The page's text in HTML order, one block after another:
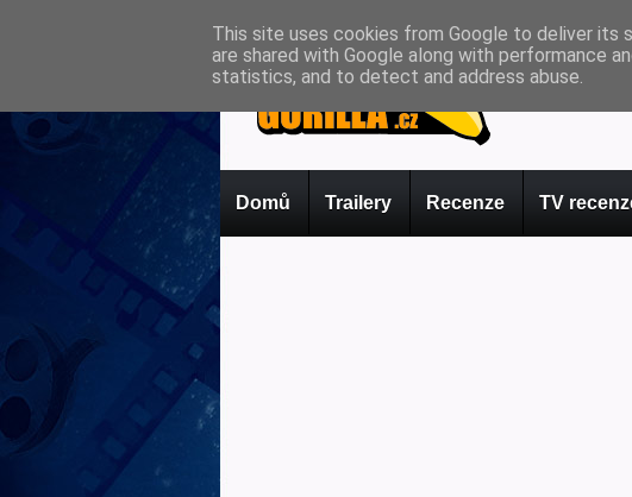
Domů Trailery Recenze TV
This site uses cookies from Google to deliver its
are shared with Google along with performance
statistics, and to detect and address abuse.